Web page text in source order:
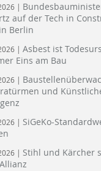
|
auf der Tech in
Berlin
| Asbest ist
Eins am Bau
|
und
| SiGeKo-
| Stihl und Kärcher